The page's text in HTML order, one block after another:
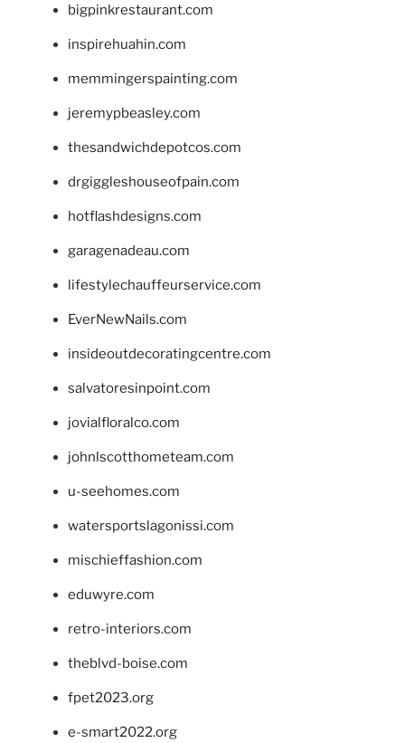
bigpinkrestaurant.com
inspirehuahin.com
memmingerspainting.com
jeremypbeasley.com
thesandwichdepotcos.com
drgiggleshouseofpain.com
hotflashdesigns.com
garagenadeau.com
lifestylechauffeurservice.com
EverNewNails.com
insideoutdecoratingcentre.com
salvatoresinpoint.com
jovialfloralco.com
johnlscotthometeam.com
u-seehomes.com
watersportslagonissi.com
mischieffashion.com
eduwyre.com
retro-interiors.com
theblvd-boise.com
fpet2023.org
e-smart2022.org